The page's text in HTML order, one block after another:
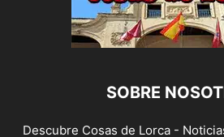
SOBRE
Descubre Cosas de Lorca -